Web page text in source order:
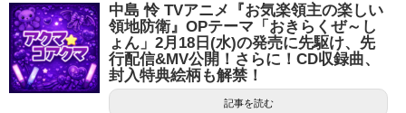
中島 怜 TVアニメ『お気楽領主の楽しい
領地防衛』OPテーマ「おきらくぜ～し
ょん」2月18日(水)の発売に先駆け、先
行配信&MV公開！さらに！CD収録曲、
封入特典絵柄も解禁！
記事を読む